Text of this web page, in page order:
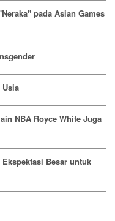
pada Asian Games
Usia
NBA Royce White Juga
Besar untuk